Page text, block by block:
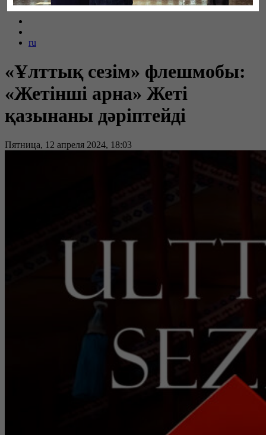
ru
«Ұлттық сезім» флешмобы:
«Жетінші арна» Жеті
қазынаны дәріптейді
Пятница, 12 апреля 2024, 18:03